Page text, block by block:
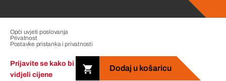
Prijavite se kako bi
vidjeli cijene
Dodaj u košaricu
Copyright &copy; 2026 The Berner Group. All rights reserved.
Opći uvjeti poslovanja
Privatnost
Postavke pristanka i privatnosti
Upravljanje pritužbama